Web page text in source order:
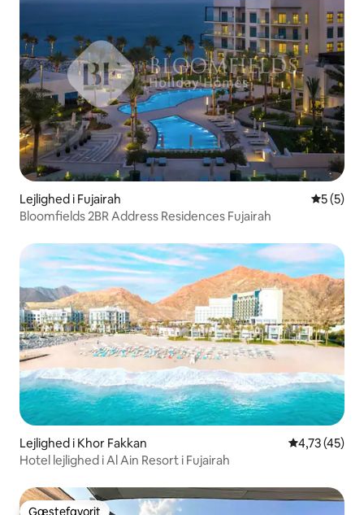
Lejlighed i Fujairah 5 ud af 5
5 (5)
Bloomfields 2BR Address Residences Fujairah
Lejlighed i Khor Fakkan 4,73 ud af 5
4,73 (45)
Hotel lejlighed i Al Ain Resort i Fujairah
Gæstefavorit